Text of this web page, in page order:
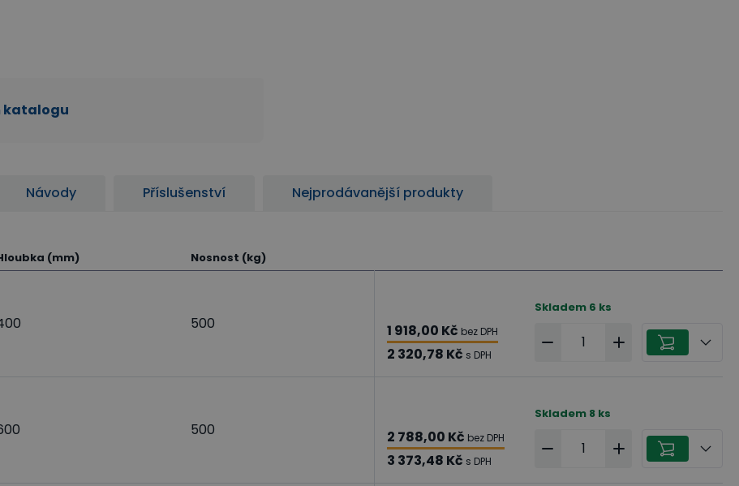
katalogu
Návody Příslušenství Nejprodávanější produkty
(mm) Nosnost (kg)
500 1 918,00 Kč bez DPH
2 320,78 Kč s DPH
Skladem 6 ks
500 2 788,00 Kč bez DPH
3 373,48 Kč s DPH
Skladem 8 ks